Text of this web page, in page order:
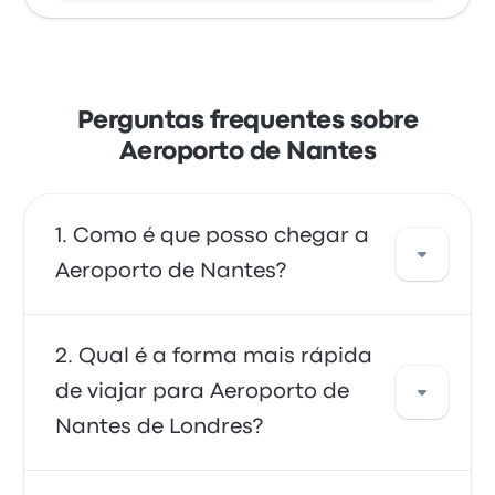
Perguntas frequentes sobre
Aeroporto de Nantes
Como é que posso chegar a
Aeroporto de Nantes?
Pode apanhar o autocarro, que oferece
acesso direto ao aeroporto. Em alternativa,
também pode apanhar um táxi ou usar um
serviço de partilha de viagens.
Qual é a forma mais rápida
de viajar para Aeroporto de
Nantes de Londres?